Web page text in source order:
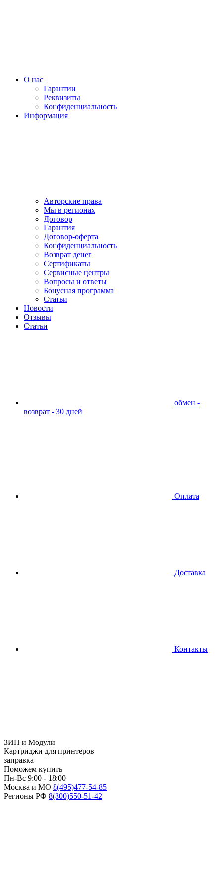
О нас
Гарантии
Реквизиты
Конфиденциальность
Информация
Авторские права
Мы в регионах
Договор
Гарантия
Договор-оферта
Конфиденциальность
Возврат денег
Сертификаты
Сервисные центры
Вопросы и ответы
Бонусная программа
Статьи
Новости
Отзывы
Статьи
обмен -
возврат - 30 дней
Оплата
Доставка
Контакты
ЗИП и Модули
Картриджи для принтеров
заправка
Поможем купить
Пн-Вс 9:00 - 18:00
Москва и МО 8(495)477-54-85
Регионы РФ 8(800)550-51-42